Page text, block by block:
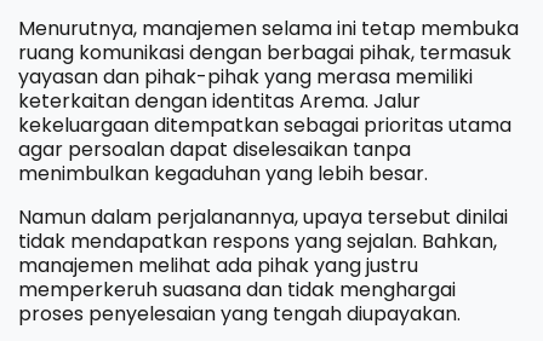
Menurutnya, manajemen selama ini tetap membuka
ruang komunikasi dengan berbagai pihak, termasuk
yayasan dan pihak-pihak yang merasa memiliki
keterkaitan dengan identitas Arema. Jalur
kekeluargaan ditempatkan sebagai prioritas utama
agar persoalan dapat diselesaikan tanpa
menimbulkan kegaduhan yang lebih besar.
Namun dalam perjalanannya, upaya tersebut dinilai
tidak mendapatkan respons yang sejalan. Bahkan,
manajemen melihat ada pihak yang justru
memperkeruh suasana dan tidak menghargai
proses penyelesaian yang tengah diupayakan.